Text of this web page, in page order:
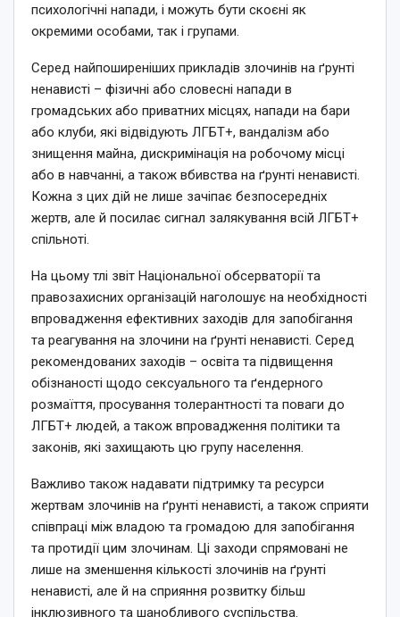
психологічні напади, і можуть бути скоєні як
окремими особами, так і групами.
Серед найпоширеніших прикладів злочинів на ґрунті
ненависті – фізичні або словесні напади в
громадських або приватних місцях, напади на бари
або клуби, які відвідують ЛГБТ+, вандалізм або
знищення майна, дискримінація на робочому місці
або в навчанні, а також вбивства на ґрунті ненависті.
Кожна з цих дій не лише зачіпає безпосередніх
жертв, але й посилає сигнал залякування всій ЛГБТ+
спільноті.
На цьому тлі звіт Національної обсерваторії та
правозахисних організацій наголошує на необхідності
впровадження ефективних заходів для запобігання
та реагування на злочини на ґрунті ненависті. Серед
рекомендованих заходів – освіта та підвищення
обізнаності щодо сексуального та ґендерного
розмаїття, просування толерантності та поваги до
ЛГБТ+ людей, а також впровадження політики та
законів, які захищають цю групу населення.
Важливо також надавати підтримку та ресурси
жертвам злочинів на ґрунті ненависті, а також сприяти
співпраці між владою та громадою для запобігання
та протидії цим злочинам. Ці заходи спрямовані не
лише на зменшення кількості злочинів на ґрунті
ненависті, але й на сприяння розвитку більш
інклюзивного та шанобливого суспільства.